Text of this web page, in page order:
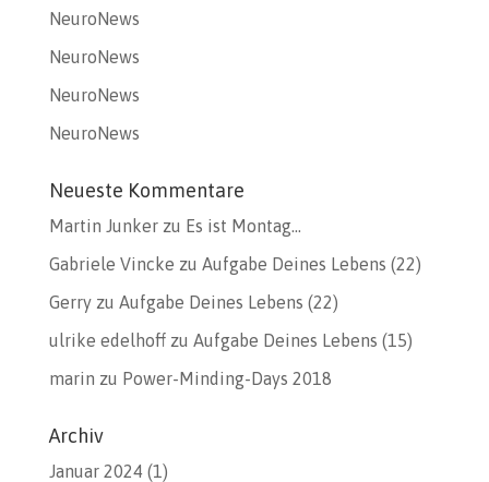
NeuroNews
NeuroNews
NeuroNews
NeuroNews
Neueste Kommentare
Martin Junkerzu Es ist Montag…
Gabriele Vincke zu Aufgabe Deines Lebens (22)
Gerryzu Aufgabe Deines Lebens (22)
ulrike edelhoffzu Aufgabe Deines Lebens (15)
marin zu Power-Minding-Days 2018
Archiv
Januar 2024(1)